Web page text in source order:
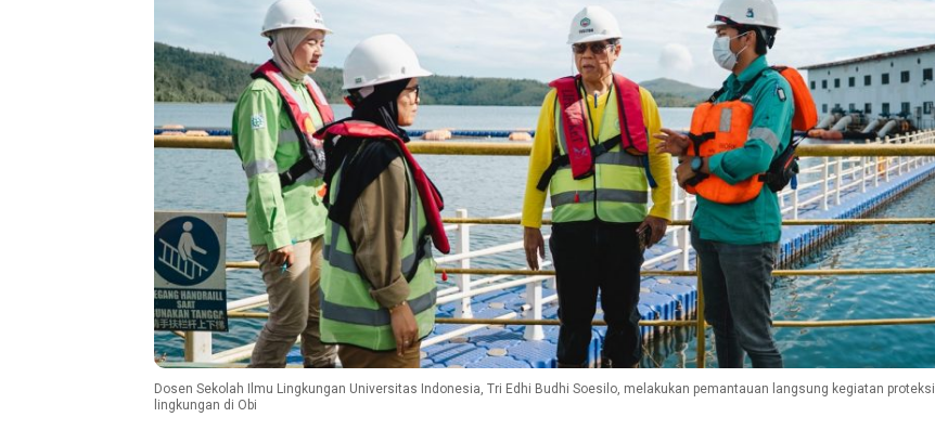
Dosen Sekolah Ilmu Lingkungan Universitas Indonesia, Tri Edhi Budhi Soesilo, melakukan pemantauan langsung kegiatan proteksi
lingkungan di Obi